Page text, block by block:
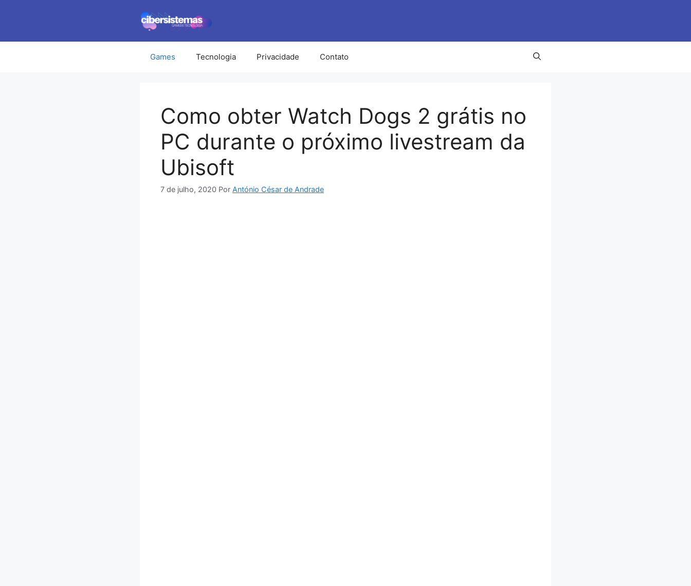
conteúdo
Games Tecnologia Privacidade Contato
Como obter Watch Dogs 2 grátis no
PC durante o próximo livestream da
Ubisoft
7 de julho, 2020 Por António César de Andrade